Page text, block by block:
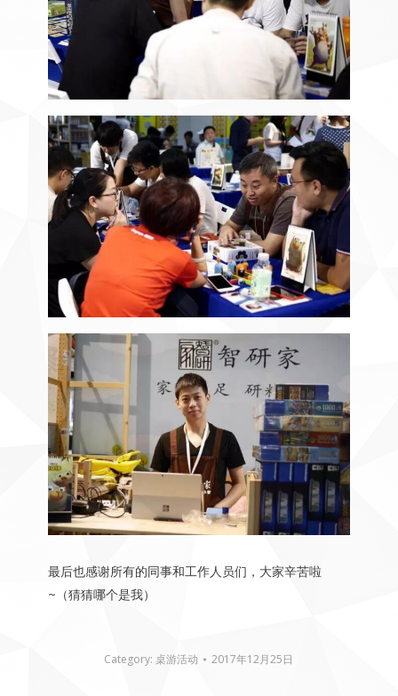
最后也感谢所有的同事和工作人员们，大家辛苦啦
~（猜猜哪个是我）
Category: 桌游活动 2017年12月25日